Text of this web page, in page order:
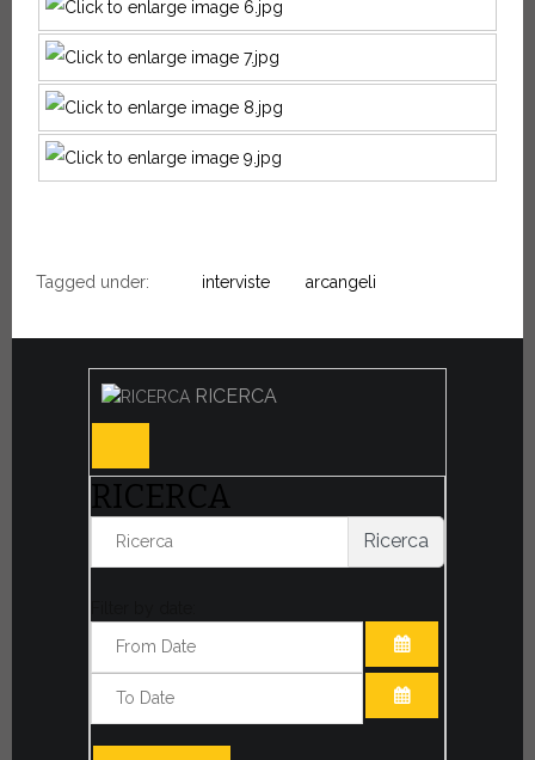
Tagged under: interviste arcangeli
RICERCA
RICERCA
Ricerca
APRI IL